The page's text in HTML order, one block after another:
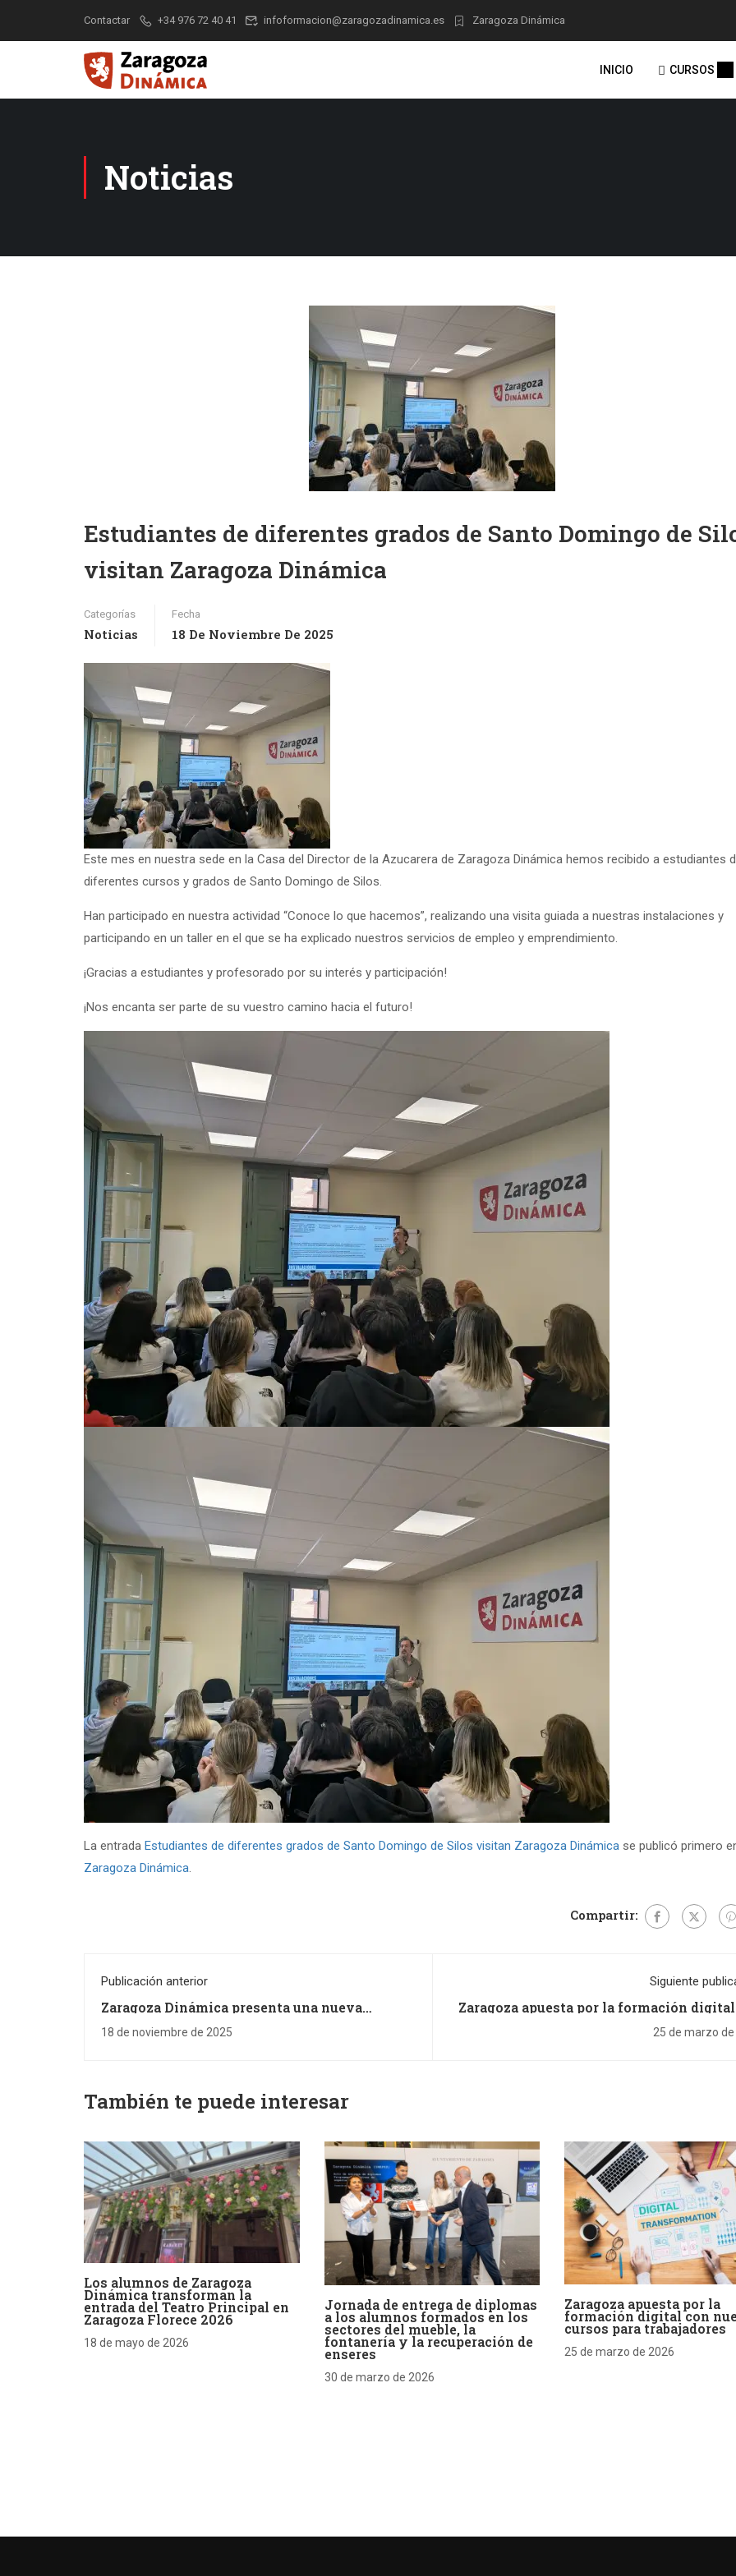
Contactar +34 976 72 40 41 infoformacion@zaragozadinamica.es Zaragoza Dinámica
INICIO CURSOS
Noticias
Estudiantes de diferentes grados de Santo Domingo de
visitan Zaragoza Dinámica
Categorías
Noticias
Fecha
18 De Noviembre De 2025
Este mes en nuestra sede en la Casa del Director de la Azucarera de Zaragoza Dinámica hemos recibido a estudiantes
diferentes cursos y grados de Santo Domingo de Silos.
Han participado en nuestra actividad “Conoce lo que hacemos”, realizando una visita guiada a nuestras instalaciones y
participando en un taller en el que se ha explicado nuestros servicios de empleo y emprendimiento.
¡Gracias a estudiantes y profesorado por su interés y participación!
¡Nos encanta ser parte de su vuestro camino hacia el futuro!
La entrada Estudiantes de diferentes grados de Santo Domingo de Silos visitan Zaragoza Dinámica se publicó primero
Zaragoza Dinámica.
Compartir:
Publicación anterior
Zaragoza Dinámica presenta una nueva
carpintería, fontanería y calefacción junto con
18 de noviembre de 2025
Siguiente
Zaragoza apuesta por la formación
25 de marzo
También te puede interesar
Los alumnos de Zaragoza
Dinámica transforman la
entrada del Teatro Principal en
Zaragoza Florece 2026
18 de mayo de 2026
Jornada de entrega de diplomas
a los alumnos formados en los
sectores del mueble, la
fontanería y la recuperación de
enseres
30 de marzo de 2026
Zaragoza apuesta por la
formación digital con
cursos para trabajadores
25 de marzo de 2026